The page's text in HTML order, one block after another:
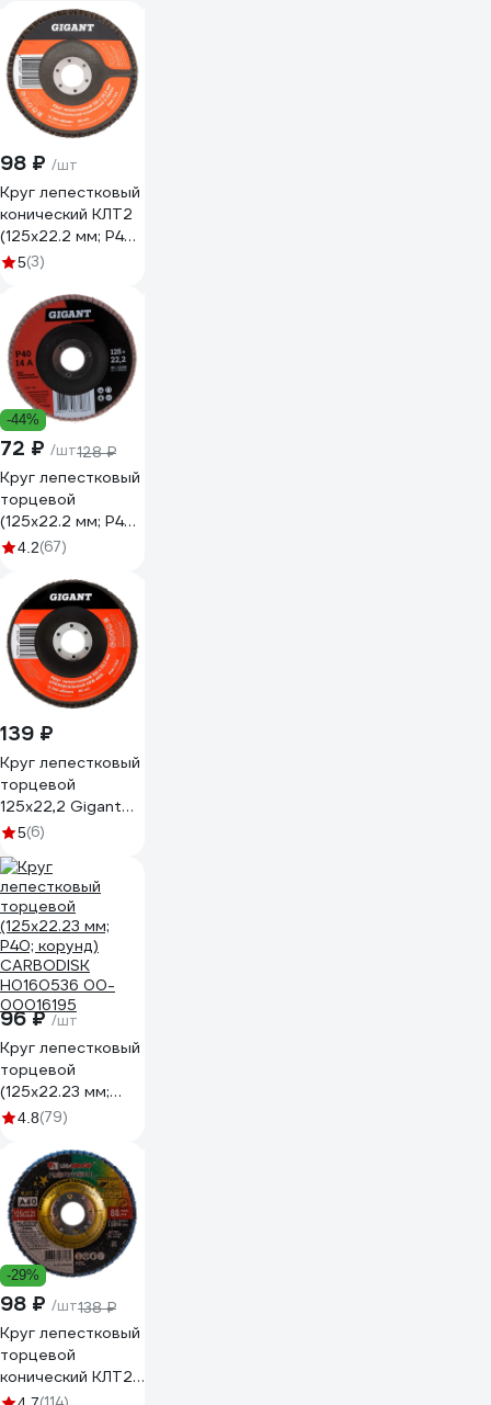
98 ₽ /шт
Круг лепестковый
конический КЛТ2
(125x22.2 мм; P40)
Gigant G-110034
5(3)
-44%
72 ₽ /шт128 ₽
Круг лепестковый
торцевой
(125x22.2 мм; P40)
Gigant GRF-40
4.2(67)
139 ₽
Круг лепестковый
торцевой
125x22,2 Gigant
GRF-40-А
5(6)
96 ₽/шт
Круг лепестковый
торцевой
(125х22.23 мм;
P40; корунд)
Н0160536 00-
00016195
4.8(79)
-29%
98 ₽ /шт138 ₽
Круг лепестковый
торцевой
конический КЛТ2
(125х22 мм; А 40;